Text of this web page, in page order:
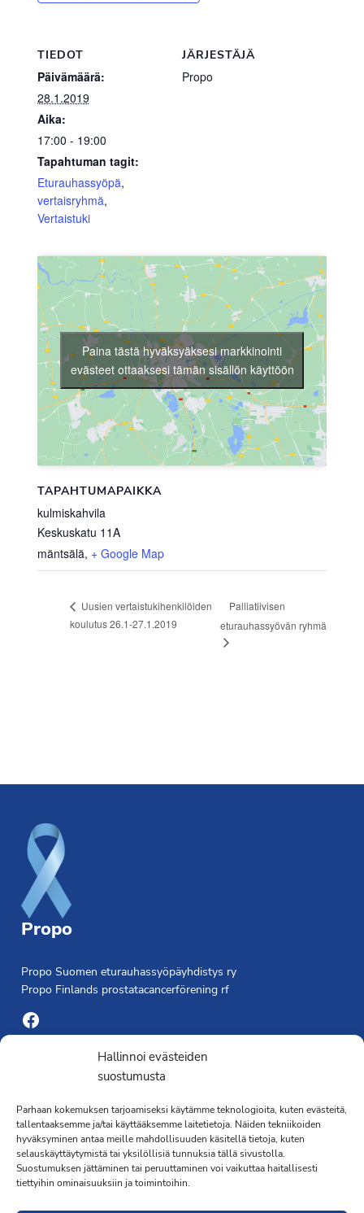
Hallinnoi evästeiden
suostumusta
Parhaan kokemuksen tarjoamiseksi käytämme teknologioita, kuten evästeitä,
tallentaaksemme ja/tai käyttääksemme laitetietoja. Näiden tekniikoiden
hyväksyminen antaa meille mahdollisuuden käsitellä tietoja, kuten
selauskäyttäytymistä tai yksilöllisiä tunnuksia tällä sivustolla.
Suostumuksen jättäminen tai peruuttaminen voi vaikuttaa haitallisesti
tiettyihin ominaisuuksiin ja toimintoihin.
TIEDOT
Päivämäärä:
28.1.2019
Aika:
17:00 - 19:00
Tapahtuman tagit:
Eturauhassyöpä,
vertaisryhmä,
Vertaistuki
JÄRJESTÄJÄ
Propo
TAPAHTUMAPAIKKA
kulmiskahvila
Keskuskatu 11A
mäntsälä, + Google Map
Paina tästä hyväksyäksesi markkinointi
evästeet ottaaksesi tämän sisällön käyttöön
Uusien vertaistukihenkilöiden
koulutus 26.1-27.1.2019
Palliatiivisen
eturauhassyövän ryhmä
Propo
Propo Suomen eturauhassyöpäyhdistys ry
Propo Finlands prostatacancerförening rf
Facebook
Yhdistyksen toimisto
Laivapojankatu 3 C, 00180 Helsinki
toimisto@propo.fi
Saavutettavuusseloste »
Toiminnanjohtaja